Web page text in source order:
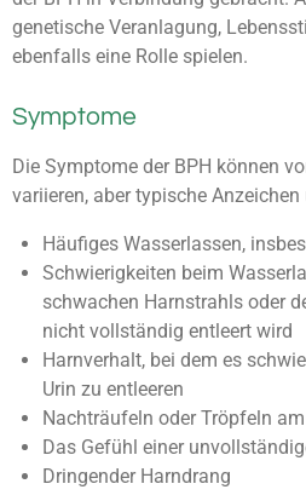
genetische Veranlagung,
ebenfalls eine Rolle spielen.
Symptome
Die Symptome der BPH können
variieren, aber typische
Häufiges Wasserlassen,
Schwierigkeiten beim
schwachen Harnstrahls oder
nicht vollständig entleert wird
Harnverhalt, bei dem es
Urin zu entleeren
Nachträufeln oder Tröpfeln
Das Gefühl einer
Dringender Harndrang